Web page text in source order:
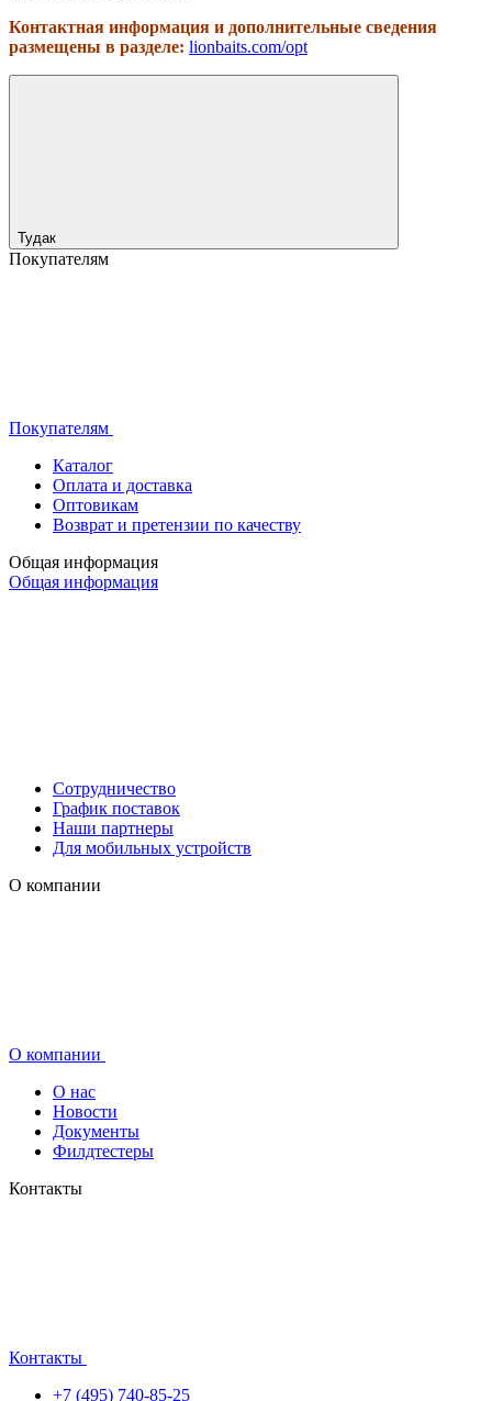
Контактная информация и дополнительные сведения
размещены в разделе: lionbaits.com/opt
Тудак
Покупателям
Покупателям
Каталог
Оплата и доставка
Оптовикам
Возврат и претензии по качеству
Общая информация
Общая информация
Сотрудничество
График поставок
Наши партнеры
Для мобильных устройств
О компании
О компании
О нас
Новости
Документы
Филдтестеры
Контакты
Контакты
+7 (495) 740-85-25